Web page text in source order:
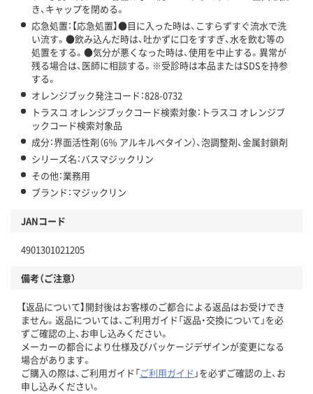
き、キャップを閉める。
応急処置：【応急処置】●目に入った時は、こすらずすぐ流水で洗
い流す。●飲み込んだ時は、吐かずに口をすすぎ、水を飲む等の
処置をする。●気分が悪くなった時は、使用を中止する。異常が
残る場合は、医師に相談する。※受診時は本品またはSDSを持参
する。
オレンジブック発注コード：828-0732
トラスコ オレンジブックコード検索対象：トラスコ オレンジブ
ックコード検索対象品
成分：界面活性剤（6％ アルキルベタイン）、泡調整剤、金属封鎖剤
シリーズ名：バスマジックリン
その他：業務用
ブランド：マジックリン
JANコード
4901301021205
備考（ご注意）
【返品について】開封後はお客様のご都合による返品はお受けでき
ません。返品については、ご利用ガイド「返品・交換について」を必
ずご確認の上、お申し込みください。
メーカーの都合により仕様及びパッケージデザインが変更になる
場合があります。
ご購入の際は、ご利用ガイド「ご利用ガイド 」を必ずご確認の上、お
申し込みください。